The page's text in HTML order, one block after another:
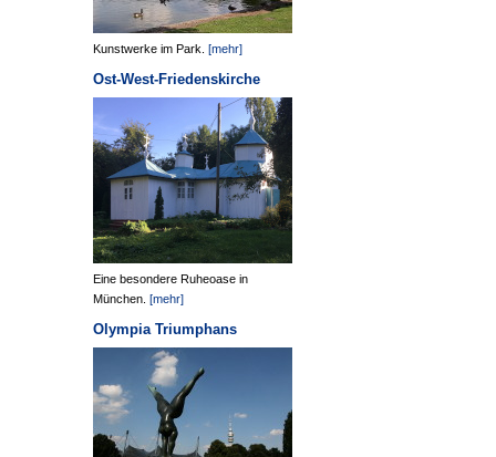
Kunstwerke im Park. [mehr]
Ost-West-Friedenskirche
Eine besondere Ruheoase in
München. [mehr]
Olympia Triumphans